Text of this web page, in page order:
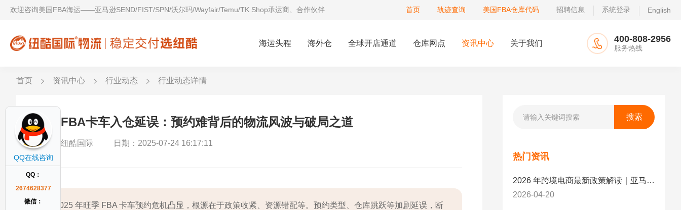
欢迎咨询美国FBA海运——亚马逊SEND/FIST/SPN/沃尔玛/Wayfair/Temu/TK Shop承运商、合作伙伴 首页 轨迹查询 美国FBA仓库代码 招聘信息 系统登录 English
海运头程 海外仓 全球开店通道 仓库网点 资讯中心 关于我们 400-808-2956
服务热线
首页 资讯中心 行业动态 行业动态详情
美国FBA卡车入仓延误：预约难背后的物流风波与破局之道
作者：纽酷国际 日期：2025-07-24 16:17:11
2025 年旺季 FBA 卡车预约危机凸显，根源在于政策收紧、资源错配等。预约类型、仓库跳跃等加剧延误，断
热门资讯
2026 年跨境电商最新政策解读｜亚马逊卖家必看：合规、成本与物流新机遇
2026-04-20
QQ在线咨询
QQ：
2674628377
微信：